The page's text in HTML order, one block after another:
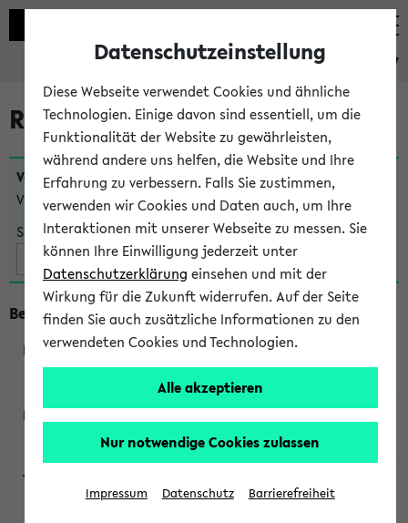
eKVV
Raumänderungen
Veranstaltungen , bei denen sich nach dem23.07.2026
Veranstaltungsorte geändert haben:
Suche:
Beginn um 13 Uhr
240103
Lineare Algebra für Physik
Datenschutzeinstellung
Diese Webseite verwendet Cookies und ähnliche
Technologien. Einige davon sind essentiell, um die
Funktionalität der Website zu gewährleisten,
während andere uns helfen, die Website und Ihre
Erfahrung zu verbessern. Falls Sie zustimmen,
verwenden wir Cookies und Daten auch, um Ihre
Interaktionen mit unserer Webseite zu messen. Sie
können Ihre Einwilligung jederzeit unter
Datenschutzerklärung einsehen und mit der
Wirkung für die Zukunft widerrufen. Auf der Seite
finden Sie auch zusätzliche Informationen zu den
verwendeten Cookies und Technologien.
Alle akzeptieren
Nur notwendige Cookies zulassen
Impressum Datenschutz Barrierefreiheit